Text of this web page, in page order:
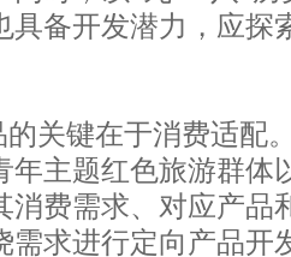
具备开发潜力，应探
的关键在于消费适配
年主题红色旅游群体
消费需求、对应产品
需求进行定向产品开